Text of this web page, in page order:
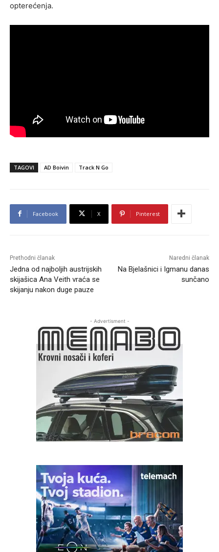
opterećenja.
TAGOVI AD Boivin Track N Go
Facebook X Pinterest
Prethodni članak
Jedna od najboljih austrijskih
skijašica Ana Veith vraća se
skijanju nakon duge pauze
Naredni članak
Na Bjelašnici i Igmanu danas
sunčano
- Advertisment -